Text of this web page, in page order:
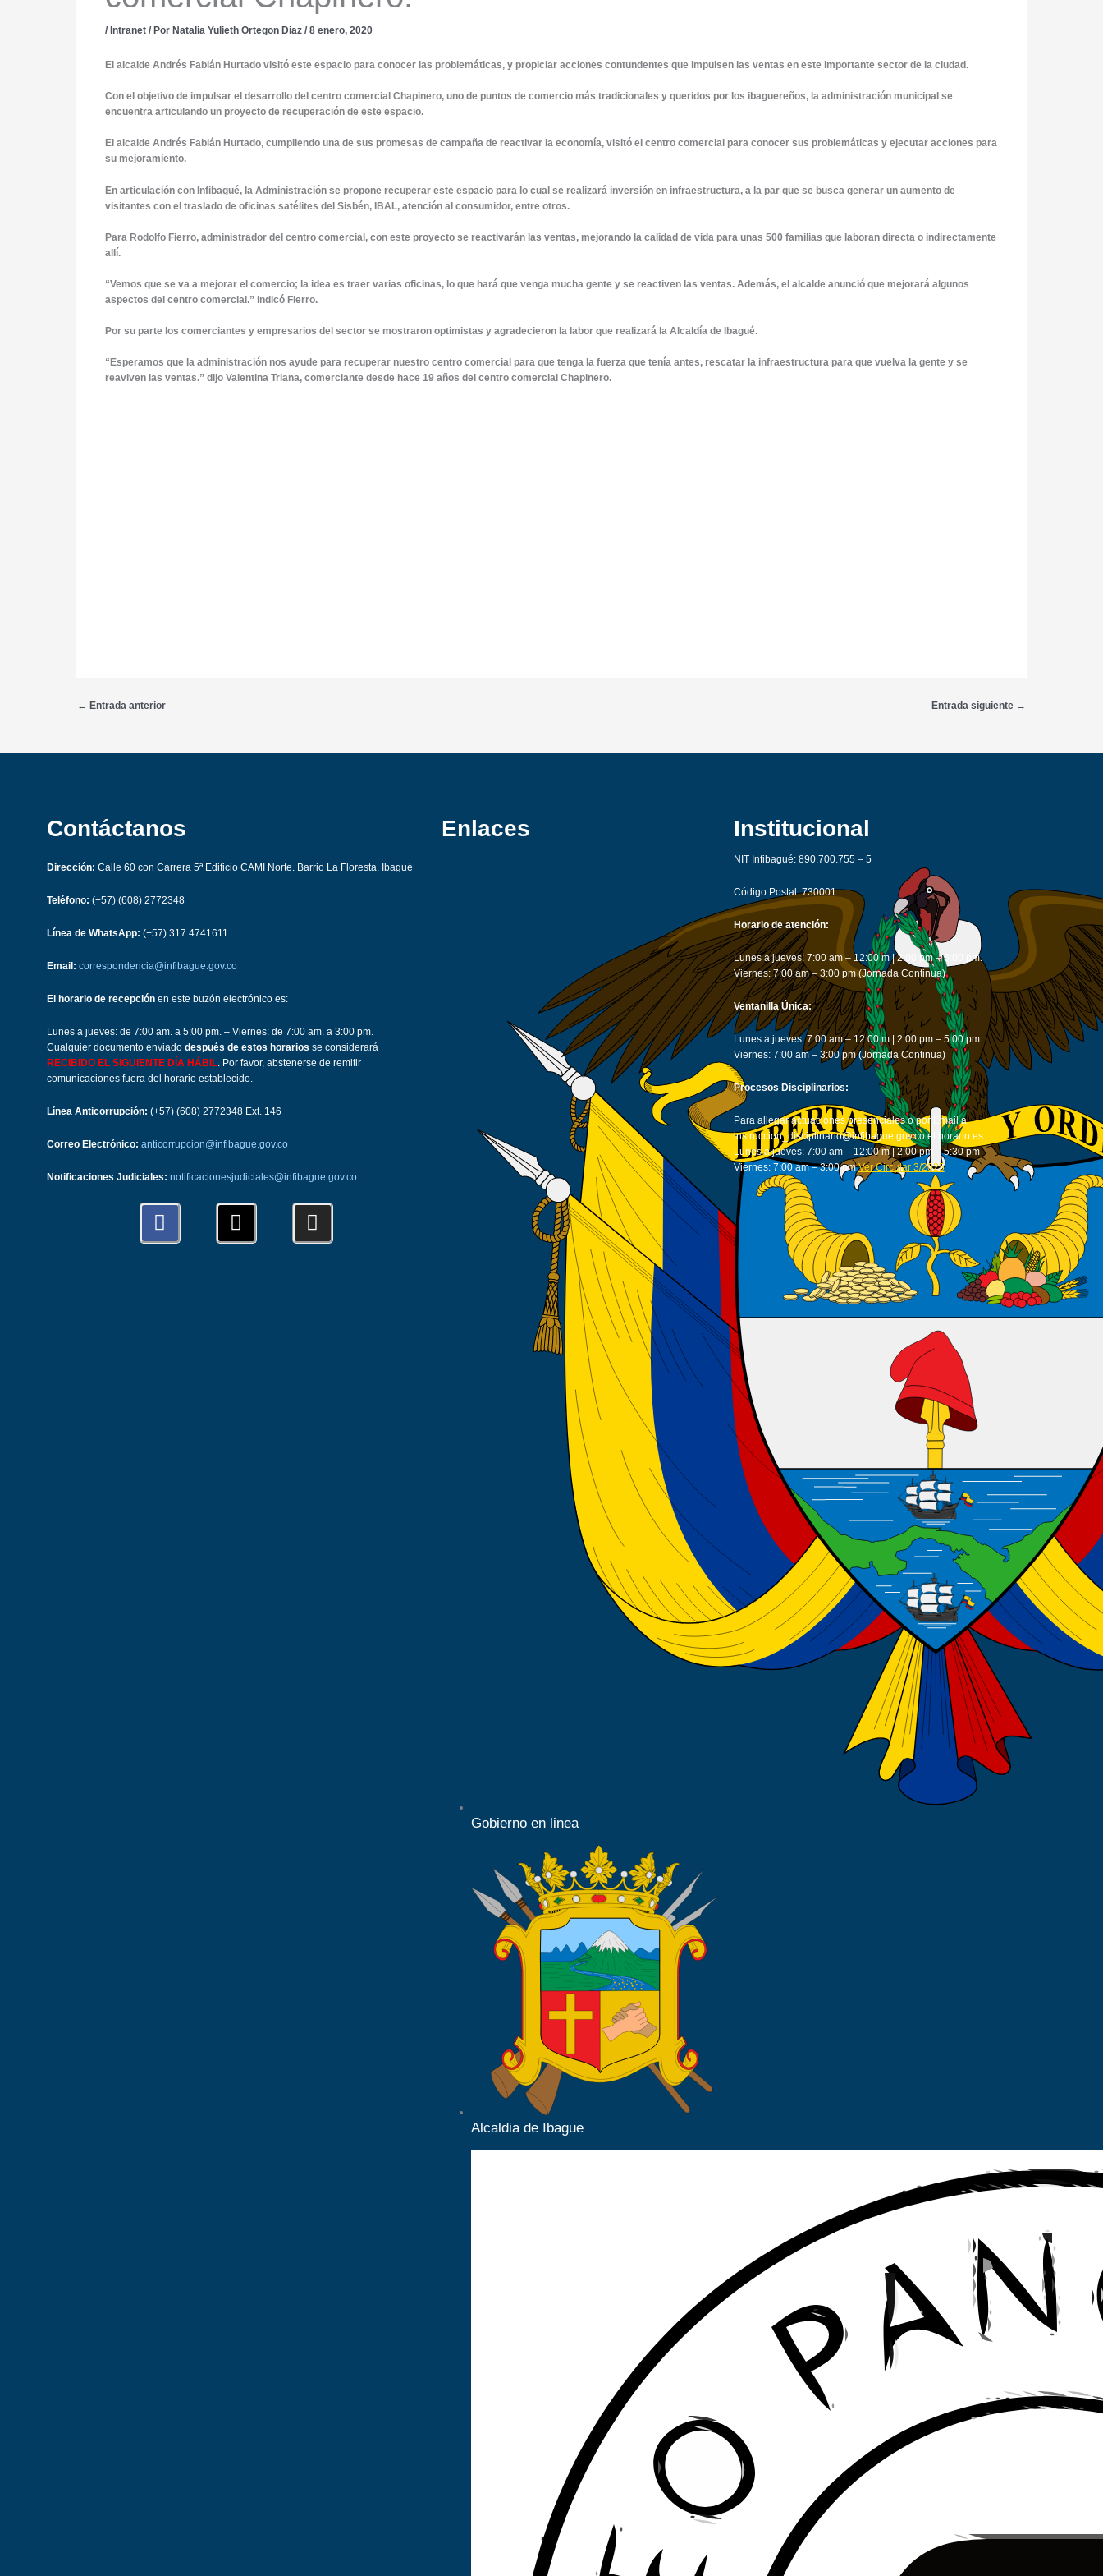
/ Intranet / Por Natalia Yulieth Ortegon Diaz / 8 enero, 2020
El alcalde Andrés Fabián Hurtado visitó este espacio para conocer las problemáticas, y propiciar acciones contundentes que impulsen las ventas en este importante sector de la ciudad.
Con el objetivo de impulsar el desarrollo del centro comercial Chapinero, uno de puntos de comercio más tradicionales y queridos por los ibaguereños, la administración municipal se
encuentra articulando un proyecto de recuperación de este espacio.
El alcalde Andrés Fabián Hurtado, cumpliendo una de sus promesas de campaña de reactivar la economía, visitó el centro comercial para conocer sus problemáticas y ejecutar acciones para
su mejoramiento.
En articulación con Infibagué, la Administración se propone recuperar este espacio para lo cual se realizará inversión en infraestructura, a la par que se busca generar un aumento de
visitantes con el traslado de oficinas satélites del Sisbén, IBAL, atención al consumidor, entre otros.
Para Rodolfo Fierro, administrador del centro comercial, con este proyecto se reactivarán las ventas, mejorando la calidad de vida para unas 500 familias que laboran directa o indirectamente
allí.
“Vemos que se va a mejorar el comercio; la idea es traer varias oficinas, lo que hará que venga mucha gente y se reactiven las ventas. Además, el alcalde anunció que mejorará algunos
aspectos del centro comercial.” indicó Fierro.
Por su parte los comerciantes y empresarios del sector se mostraron optimistas y agradecieron la labor que realizará la Alcaldía de Ibagué.
“Esperamos que la administración nos ayude para recuperar nuestro centro comercial para que tenga la fuerza que tenía antes, rescatar la infraestructura para que vuelva la gente y se
reaviven las ventas.” dijo Valentina Triana, comerciante desde hace 19 años del centro comercial Chapinero.
← Entrada anterior Entrada siguiente →
Contáctanos
Dirección: Calle 60 con Carrera 5ª Edificio CAMI Norte. Barrio La Floresta. Ibagué
Teléfono: (+57) (608) 2772348
Línea de WhatsApp: (+57) 317 4741611
Email: correspondencia@infibague.gov.co
El horario de recepción en este buzón electrónico es:
Lunes a jueves: de 7:00 am. a 5:00 pm. – Viernes: de 7:00 am. a 3:00 pm.
Cualquier documento enviado después de estos horarios se considerará
RECIBIDO EL SIGUIENTE DÍA HÁBIL . Por favor, abstenerse de remitir
comunicaciones fuera del horario establecido.
Línea Anticorrupción: (+57) (608) 2772348 Ext. 146
Correo Electrónico: anticorrupcion@infibague.gov.co
Notificaciones Judiciales: notificacionesjudiciales@infibague.gov.co
F
a
X
-
I
n
Enlaces
Gobierno en linea
Alcaldia de Ibague
Institucional
NIT Infibagué: 890.700.755 – 5
Código Postal: 730001
Horario de atención:
Lunes a jueves: 7:00 am – 12:00 m | 2:00 pm – 5:00 pm.
Viernes: 7:00 am – 3:00 pm (Jornada Continua)
Ventanilla Única:
Lunes a jueves: 7:00 am – 12:00 m | 2:00 pm – 5:00 pm.
Viernes: 7:00 am – 3:00 pm (Jornada Continua)
Procesos Disciplinarios:
Para allegar actuaciones presenciales o por Email a
instruccion_disciplinario@infibague.gov.co el horario es:
Lunes a jueves: 7:00 am – 12:00 m | 2:00 pm – 5:30 pm
Viernes: 7:00 am – 3:00 pmVer Circular 3/2025